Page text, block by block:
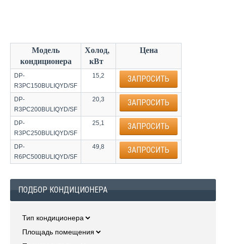
Модель
кондиционера
Холод,
кВт
Цена
DP-
R3PC150BULIQYD/SF
15,2 ЗАПРОСИТЬ
DP-
R3PC200BULIQYD/SF
20,3 ЗАПРОСИТЬ
DP-
R3PC250BULIQYD/SF
25,1 ЗАПРОСИТЬ
DP-
R6PC500BULIQYD/SF
49,8 ЗАПРОСИТЬ
ПОДБОР КОНДИЦИОНЕРА